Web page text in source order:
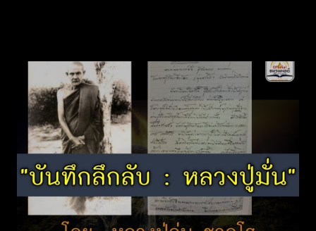
จะพ้นทุกข์ พ้นสังสารวัฎไปได้ อ่านออนไลน์ที่นี่
https://www.watnyanaves.net/th/book_detail/583 (ดาวน์โหลดกด
ชื่อไฟล์) 402.9M ปฏิจจสมุปบาท Full128K.zip download
1,006.3M ปฏิจจสมุปบาท Full320K.zip download 409.6M ปฏิจจ
สมุปบาท แยกหัวข้อ 128K.zip download 1,013.0M ปฏิจจสมุปบาท
แยกหัวข้อ 320K.zip *ชื่อไฟล์มี 320K ต่อท้ายคือไฟล์คุณภาพสุงสุด
เพื่อเผยแพร่...